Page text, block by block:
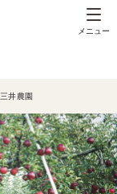
メニュー
三井農園